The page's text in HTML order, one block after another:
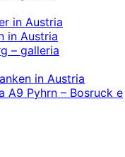
in Austria
in Austria
– galleria
in Austria
A9 Pyhrn – Bosruck e